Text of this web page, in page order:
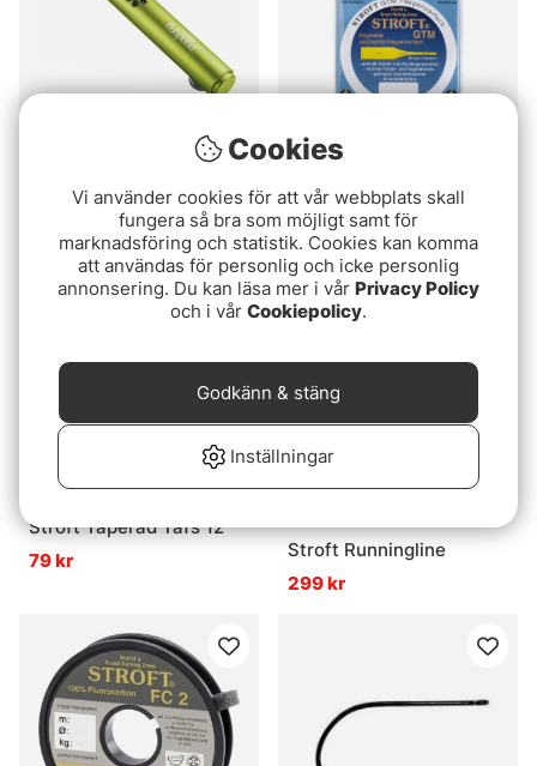
Retractor - Lichen
Betyg:
Stroft Taperad Tafs 9'
79 kr
Stroft Taperad Tafs 12'
79 kr
4.0 utav 5
Stroft Runningline
299 kr
Cookies
Vi använder cookies för att vår webbplats skall
fungera så bra som möjligt samt för
marknadsföring och statistik. Cookies kan komma
att användas för personlig och icke personlig
annonsering. Du kan läsa mer i vår Privacy Policy
och i vår Cookiepolicy.
Inställningar
Godkänn & stäng